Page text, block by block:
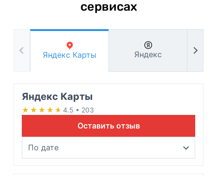
сервисах
Яндекс Карты Яндекс
Яндекс Карты
★★★★★
★★★★★ 4.5 • 203
Оставить отзыв